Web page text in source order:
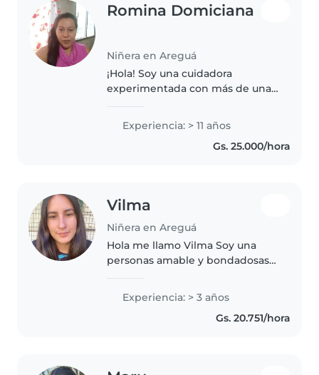
Romina Domiciana
Niñera en Areguá
¡Hola! Soy una cuidadora
experimentada con más de una
cuidado de niños de todas las
edades, desde bebés hasta
adolescentes. Me encanta
Experiencia: > 11 años
Gs. 25.000/hora
Vilma
Niñera en Areguá
Hola me llamo Vilma Soy una
personas amable y bondadosas
tengo experiencia
Experiencia: > 3 años
Gs. 20.751/hora